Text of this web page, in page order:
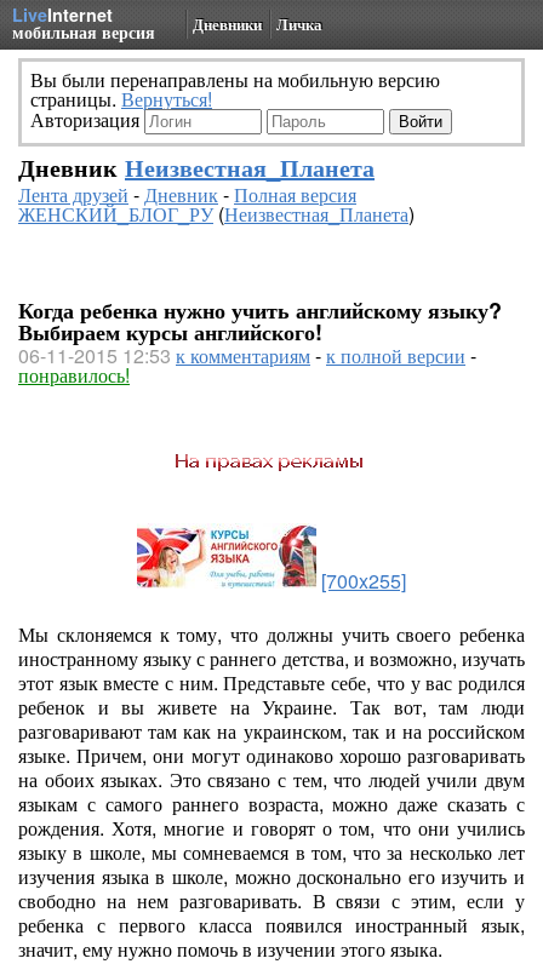
LiveInternet
мобильная версия Дневники Личка
Вы были перенаправлены на мобильную версию
страницы. Вернуться!
Авторизация
Дневник Неизвестная_Планета
Лента друзей -Дневник-Полная версия
ЖЕНСКИЙ_БЛОГ_РУ(Неизвестная_Планета)
Когда ребенка нужно учить английскому языку?
Выбираем курсы английского!
06-11-2015 12:53 к комментариям-к полной версии -
понравилось!
[700x255]
Мы склоняемся к тому, что должны учить своего ребенка
иностранному языку с раннего детства, и возможно, изучать
этот язык вместе с ним. Представьте себе, что у вас родился
ребенок и вы живете на Украине. Так вот, там люди
разговаривают там как на украинском, так и на российском
языке. Причем, они могут одинаково хорошо разговаривать
на обоих языках. Это связано с тем, что людей учили двум
языкам с самого раннего возраста, можно даже сказать с
рождения. Хотя, многие и говорят о том, что они учились
языку в школе, мы сомневаемся в том, что за несколько лет
изучения языка в школе, можно досконально его изучить и
свободно на нем разговаривать. В связи с этим, если у
ребенка с первого класса появился иностранный язык,
значит, ему нужно помочь в изучении этого языка.